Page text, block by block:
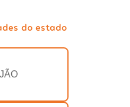
do estado